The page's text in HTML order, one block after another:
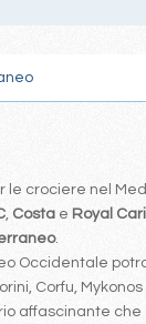
le crociere nel
, Costa e Royal
.
Occidentale
Corfu,
affascinante